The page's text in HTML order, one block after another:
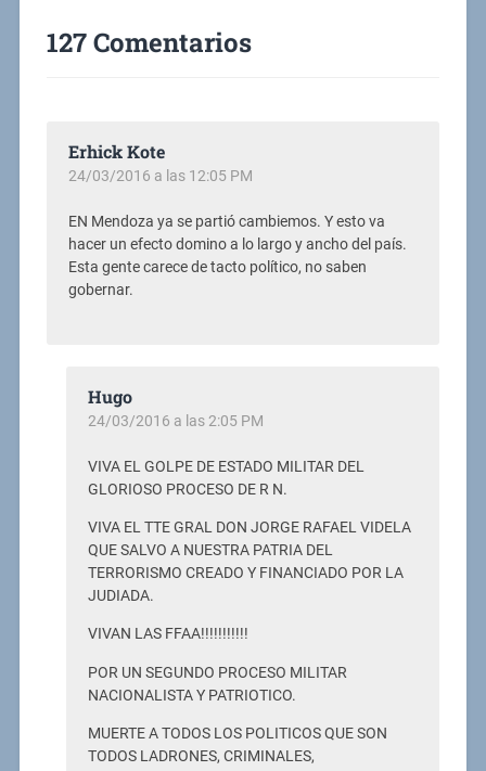
127 Comentarios
Erhick Kote
24/03/2016 a las 12:05 PM
EN Mendoza ya se partió cambiemos. Y esto va
hacer un efecto domino a lo largo y ancho del país.
Esta gente carece de tacto político, no saben
gobernar.
Hugo
24/03/2016 a las 2:05 PM
VIVA EL GOLPE DE ESTADO MILITAR DEL
GLORIOSO PROCESO DE R N.
VIVA EL TTE GRAL DON JORGE RAFAEL VIDELA
QUE SALVO A NUESTRA PATRIA DEL
TERRORISMO CREADO Y FINANCIADO POR LA
JUDIADA.
VIVAN LAS FFAA!!!!!!!!!!!
POR UN SEGUNDO PROCESO MILITAR
NACIONALISTA Y PATRIOTICO.
MUERTE A TODOS LOS POLITICOS QUE SON
TODOS LADRONES, CRIMINALES,